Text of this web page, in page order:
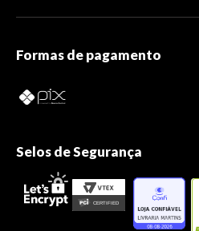
Formas de pagamento
Selos de Segurança